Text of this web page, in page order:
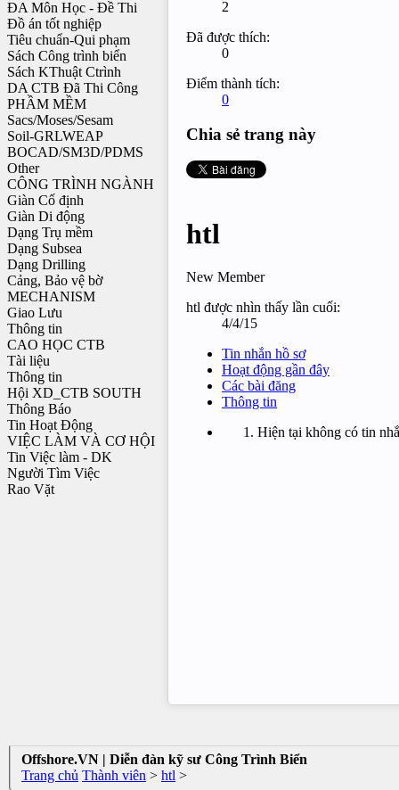
ĐA Môn Học - Đề Thi
Đồ án tốt nghiệp
Tiêu chuẩn-Qui phạm
Sách Công trình biển
Sách KThuật Ctrình
DA CTB Đã Thi Công
PHẦM MỀM
Sacs/Moses/Sesam
Soil-GRLWEAP
BOCAD/SM3D/PDMS
Other
CÔNG TRÌNH NGÀNH
Giàn Cố định
Giàn Di động
Dạng Trụ mềm
Dạng Subsea
Dạng Drilling
Cảng, Bảo vệ bờ
MECHANISM
Giao Lưu
Thông tin
CAO HỌC CTB
Tài liệu
Thông tin
Hội XD_CTB SOUTH
Thông Báo
Tin Hoạt Động
VIỆC LÀM VÀ CƠ HỘI
Tin Việc làm - DK
Người Tìm Việc
Rao Vặt
2
Đã được thích:
0
Điểm thành tích:
0
Chia sẻ trang này
htl
New Member
htl được nhìn thấy lần cuối:
4/4/15
Tin nhắn hồ sơ
Hoạt động gần đây
Các bài đăng
Thông tin
Hiện tại không có tin
Offshore.VN | Diễn đàn kỹ sư Công Trình Biển
Trang chủ Thành viên > htl >